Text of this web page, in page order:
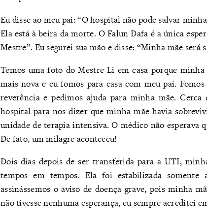
Eu disse ao meu pai: “O hospital não pode salvar
Ela está à beira da morte. O Falun Dafa é a única
Mestre”. Eu segurei sua mão e disse: “Minha mãe será
Temos uma foto do Mestre Li em casa porque
mais nova e eu fomos para casa com meu pai.
reverência e pedimos ajuda para minha mãe.
hospital para nos dizer que minha mãe havia
unidade de terapia intensiva. O médico não esperava
De fato, um milagre aconteceu!
Dois dias depois de ser transferida para a UTI,
tempos em tempos. Ela foi estabilizada
assinássemos o aviso de doença grave, pois minha
não tivesse nenhuma esperança, eu sempre acreditei